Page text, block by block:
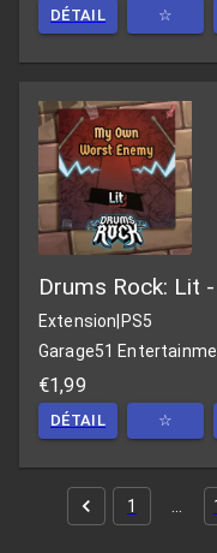
DÉTAIL ☆
Drums Rock: Lit
Extension PS5
Garage51
€1,99
DÉTAIL ☆
1